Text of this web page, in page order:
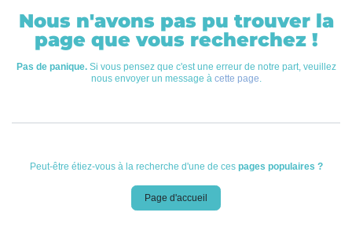
Erreur 404
Nous n'avons pas pu trouver la
page que vous recherchez !
Pas de panique.Si vous pensez que c'est une erreur de notre part, veuillez
nous envoyer un message à cette page.
Peut-être étiez-vous à la recherche d'une de ces pages populaires ?
Page d'accueil